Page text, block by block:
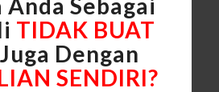
Anda Sebagai
TIDAK BUAT
Juga Dengan
SENDIRI?